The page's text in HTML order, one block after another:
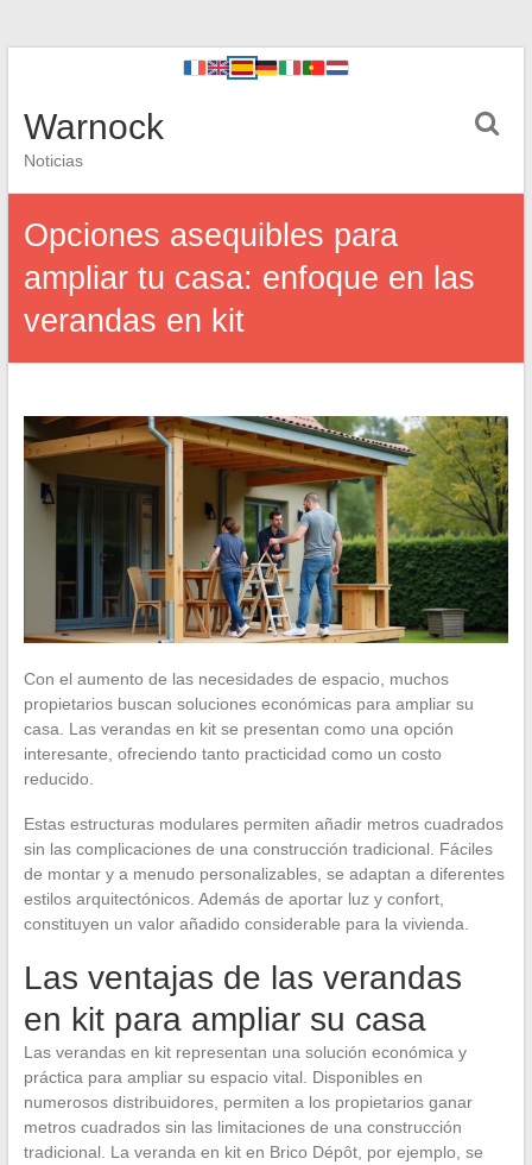
Warnock
Noticias
Opciones asequibles para
ampliar tu casa: enfoque en las
verandas en kit
Con el aumento de las necesidades de espacio, muchos
propietarios buscan soluciones económicas para ampliar su
casa. Las verandas en kit se presentan como una opción
interesante, ofreciendo tanto practicidad como un costo
reducido.
Estas estructuras modulares permiten añadir metros cuadrados
sin las complicaciones de una construcción tradicional. Fáciles
de montar y a menudo personalizables, se adaptan a diferentes
estilos arquitectónicos. Además de aportar luz y confort,
constituyen un valor añadido considerable para la vivienda.
Las ventajas de las verandas
en kit para ampliar su casa
Las verandas en kit representan una solución económica y
práctica para ampliar su espacio vital. Disponibles en
numerosos distribuidores, permiten a los propietarios ganar
metros cuadrados sin las limitaciones de una construcción
tradicional. La veranda en kit en Brico Dépôt, por ejemplo, se